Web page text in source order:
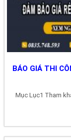
BÁO GIÁ THI
Mục Lục1 Tham